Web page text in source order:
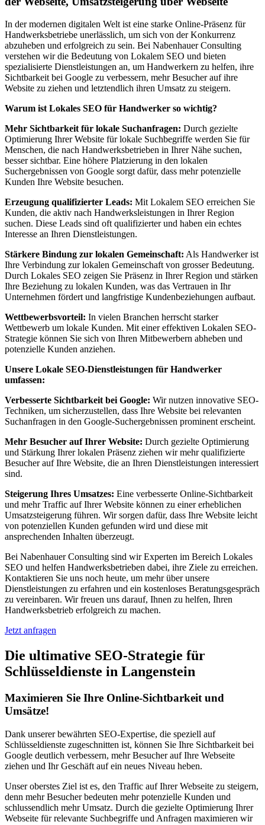
In der modernen digitalen Welt ist eine starke Online-Präsenz für
Handwerksbetriebe unerlässlich, um sich von der Konkurrenz
abzuheben und erfolgreich zu sein. Bei Nabenhauer Consulting
verstehen wir die Bedeutung von Lokalem SEO und bieten
spezialisierte Dienstleistungen an, um Handwerkern zu helfen, ihre
Sichtbarkeit bei Google zu verbessern, mehr Besucher auf ihre
Website zu ziehen und letztendlich ihren Umsatz zu steigern.
Warum ist Lokales SEO für Handwerker so wichtig?
Mehr Sichtbarkeit für lokale Suchanfragen: Durch gezielte
Optimierung Ihrer Website für lokale Suchbegriffe werden Sie für
Menschen, die nach Handwerksbetrieben in Ihrer Nähe suchen,
besser sichtbar. Eine höhere Platzierung in den lokalen
Suchergebnissen von Google sorgt dafür, dass mehr potenzielle
Kunden Ihre Website besuchen.
Erzeugung qualifizierter Leads: Mit Lokalem SEO erreichen Sie
Kunden, die aktiv nach Handwerksleistungen in Ihrer Region
suchen. Diese Leads sind oft qualifizierter und haben ein echtes
Interesse an Ihren Dienstleistungen.
Stärkere Bindung zur lokalen Gemeinschaft: Als Handwerker ist
Ihre Verbindung zur lokalen Gemeinschaft von grosser Bedeutung.
Durch Lokales SEO zeigen Sie Präsenz in Ihrer Region und stärken
Ihre Beziehung zu lokalen Kunden, was das Vertrauen in Ihr
Unternehmen fördert und langfristige Kundenbeziehungen aufbaut.
Wettbewerbsvorteil: In vielen Branchen herrscht starker
Wettbewerb um lokale Kunden. Mit einer effektiven Lokalen SEO-
Strategie können Sie sich von Ihren Mitbewerbern abheben und
potenzielle Kunden anziehen.
Unsere Lokale SEO-Dienstleistungen für Handwerker
umfassen:
Verbesserte Sichtbarkeit bei Google: Wir nutzen innovative SEO-
Techniken, um sicherzustellen, dass Ihre Website bei relevanten
Suchanfragen in den Google-Suchergebnissen prominent erscheint.
Mehr Besucher auf Ihrer Website: Durch gezielte Optimierung
und Stärkung Ihrer lokalen Präsenz ziehen wir mehr qualifizierte
Besucher auf Ihre Website, die an Ihren Dienstleistungen interessiert
sind.
Steigerung Ihres Umsatzes: Eine verbesserte Online-Sichtbarkeit
und mehr Traffic auf Ihrer Website können zu einer erheblichen
Umsatzsteigerung führen. Wir sorgen dafür, dass Ihre Website leicht
von potenziellen Kunden gefunden wird und diese mit
ansprechenden Inhalten überzeugt.
Bei Nabenhauer Consulting sind wir Experten im Bereich Lokales
SEO und helfen Handwerksbetrieben dabei, ihre Ziele zu erreichen.
Kontaktieren Sie uns noch heute, um mehr über unsere
Dienstleistungen zu erfahren und ein kostenloses Beratungsgespräch
zu vereinbaren. Wir freuen uns darauf, Ihnen zu helfen, Ihren
Handwerksbetrieb erfolgreich zu machen.
Jetzt anfragen
Die ultimative SEO-Strategie für
Schlüsseldienste in Langenstein
Maximieren Sie Ihre Online-Sichtbarkeit und
Umsätze!
Dank unserer bewährten SEO-Expertise, die speziell auf
Schlüsseldienste zugeschnitten ist, können Sie Ihre Sichtbarkeit bei
Google deutlich verbessern, mehr Besucher auf Ihre Webseite
ziehen und Ihr Geschäft auf ein neues Niveau heben.
Unser oberstes Ziel ist es, den Traffic auf Ihrer Webseite zu steigern,
denn mehr Besucher bedeuten mehr potenzielle Kunden und
schlussendlich mehr Umsatz. Durch die gezielte Optimierung Ihrer
Webseite für relevante Suchbegriffe und Anfragen maximieren wir